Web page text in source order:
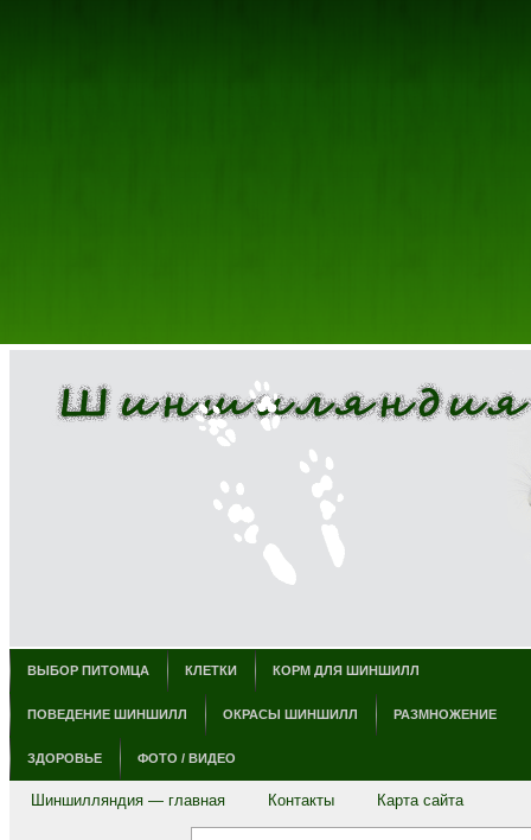
ВЫБОР ПИТОМЦА КЛЕТКИ КОРМ ДЛЯ ШИНШИЛЛ
ПОВЕДЕНИЕ ШИНШИЛЛ ОКРАСЫ ШИНШИЛЛ РАЗМНОЖЕНИЕ
ЗДОРОВЬЕ ФОТО / ВИДЕО
Шиншилляндия — главная Контакты Карта сайта